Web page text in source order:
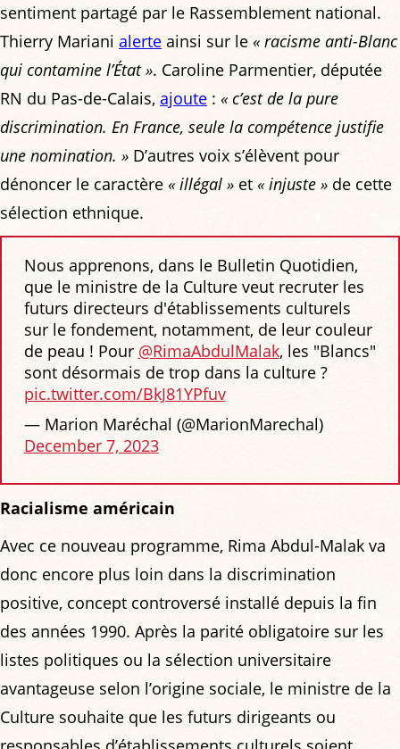
sentiment partagé par le Rassemblement national.
Thierry Mariani alerte ainsi sur le « racisme anti-Blanc
qui contamine l’État ». Caroline Parmentier, députée
RN du Pas-de-Calais, ajoute : « c’est de la pure
discrimination. En France, seule la compétence justifie
une nomination. » D’autres voix s’élèvent pour
dénoncer le caractère « illégal » et « injuste » de cette
sélection ethnique.
Nous apprenons, dans le Bulletin Quotidien,
que le ministre de la Culture veut recruter les
futurs directeurs d'établissements culturels
sur le fondement, notamment, de leur couleur
de peau ! Pour @RimaAbdulMalak, les "Blancs"
sont désormais de trop dans la culture ?
pic.twitter.com/BkJ81YPfuv
— Marion Maréchal (@MarionMarechal)
December 7, 2023
Racialisme américain
Avec ce nouveau programme, Rima Abdul-Malak va
donc encore plus loin dans la discrimination
positive, concept controversé installé depuis la fin
des années 1990. Après la parité obligatoire sur les
listes politiques ou la sélection universitaire
avantageuse selon l’origine sociale, le ministre de la
Culture souhaite que les futurs dirigeants ou